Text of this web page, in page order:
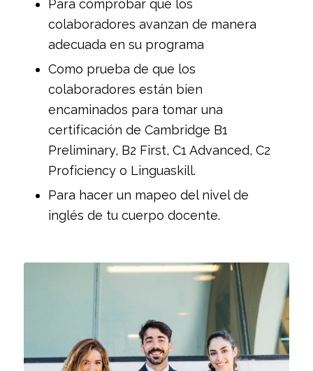
Para comprobar que los
colaboradores avanzan de manera
adecuada en su programa
Como prueba de que los
colaboradores están bien
encaminados para tomar una
certificación de Cambridge B1
Preliminary, B2 First, C1 Advanced, C2
Proficiency o Linguaskill.
Para hacer un mapeo del nivel de
inglés de tu cuerpo docente.